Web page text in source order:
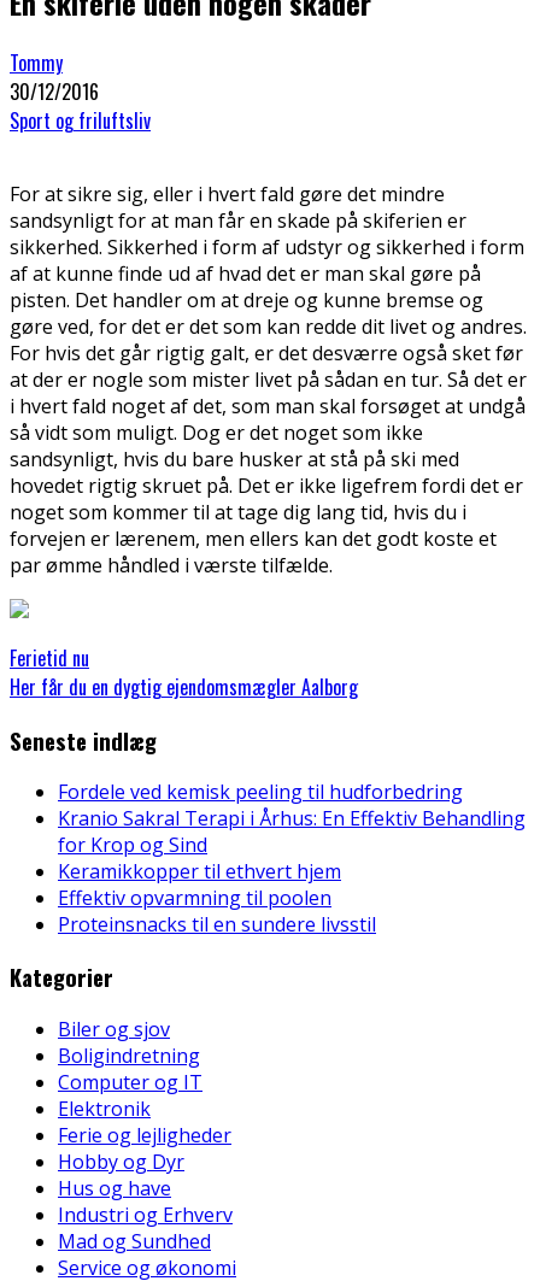
Tommy
30/12/2016
Sport og friluftsliv
For at sikre sig, eller i hvert fald gøre det mindre
sandsynligt for at man får en skade på skiferien er
sikkerhed. Sikkerhed i form af udstyr og sikkerhed i form
af at kunne finde ud af hvad det er man skal gøre på
pisten. Det handler om at dreje og kunne bremse og
gøre ved, for det er det som kan redde dit livet og andres.
For hvis det går rigtig galt, er det desværre også sket før
at der er nogle som mister livet på sådan en tur. Så det er
i hvert fald noget af det, som man skal forsøget at undgå
så vidt som muligt. Dog er det noget som ikke
sandsynligt, hvis du bare husker at stå på ski med
hovedet rigtig skruet på. Det er ikke ligefrem fordi det er
noget som kommer til at tage dig lang tid, hvis du i
forvejen er lærenem, men ellers kan det godt koste et
par ømme håndled i værste tilfælde.
Ferietid nu
Her får du en dygtig ejendomsmægler Aalborg
Seneste indlæg
Fordele ved kemisk peeling til hudforbedring
Kranio Sakral Terapi i Århus: En Effektiv Behandling
for Krop og Sind
Keramikkopper til ethvert hjem
Effektiv opvarmning til poolen
Proteinsnacks til en sundere livsstil
Kategorier
Biler og sjov
Boligindretning
Computer og IT
Elektronik
Ferie og lejligheder
Hobby og Dyr
Hus og have
Industri og Erhverv
Mad og Sundhed
Service og økonomi